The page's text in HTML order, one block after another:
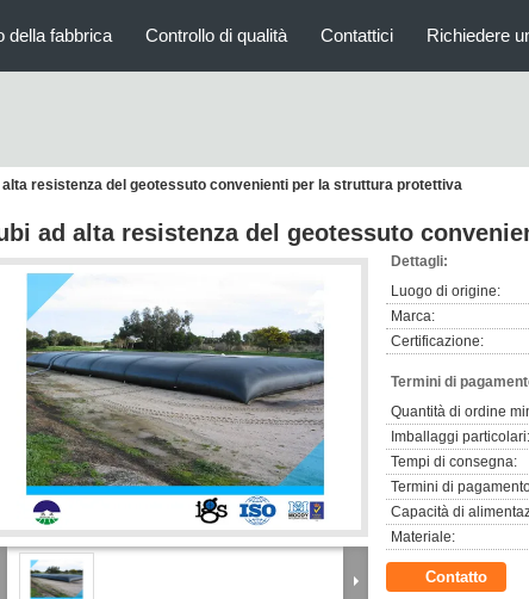
della fabbrica Controllo di qualità Contattici Richiedere
alta resistenza del geotessuto convenienti per la struttura protettiva
ad alta resistenza del geotessuto
Dettagli:
Luogo di origine:
Marca:
Certificazione:
Termini di
Quantità di ordine
Imballaggi particolari:
Tempi di consegna:
Termini di
Capacità di
Materiale:
Contatto